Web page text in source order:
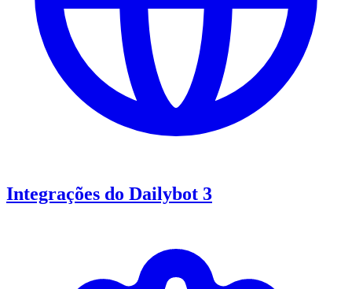
Integrações do Dailybot 3